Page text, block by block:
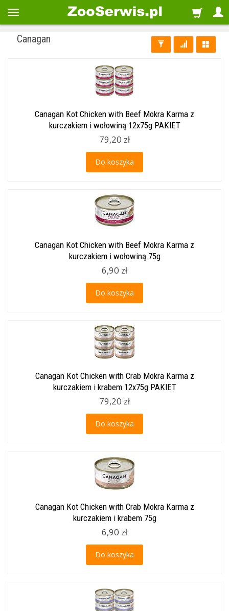
Canagan
Canagan Kot Chicken with Beef Mokra Karma z
kurczakiem i wołowiną 12x75g PAKIET
79,20 zł
Do koszyka
Canagan Kot Chicken with Beef Mokra Karma z
kurczakiem i wołowiną 75g
6,90 zł
Do koszyka
Canagan Kot Chicken with Crab Mokra Karma z
kurczakiem i krabem 12x75g PAKIET
79,20 zł
Do koszyka
Canagan Kot Chicken with Crab Mokra Karma z
kurczakiem i krabem 75g
6,90 zł
Do koszyka